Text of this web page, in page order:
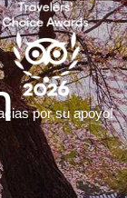
por su apoyo!